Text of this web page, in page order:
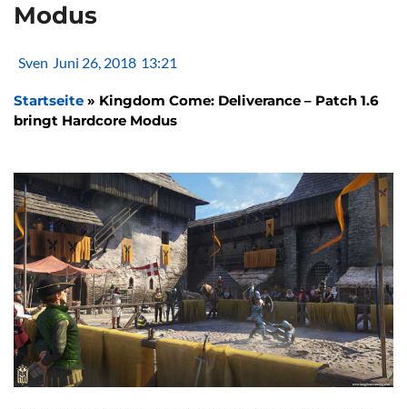
Modus
Sven Juni 26, 2018 13:21
Startseite » Kingdom Come: Deliverance – Patch 1.6
bringt Hardcore Modus